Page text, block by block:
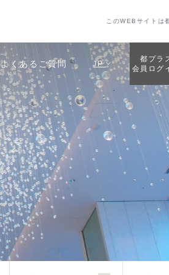
よくあるご質問 JP
都プラ
会員ログ
このWEBサイトは